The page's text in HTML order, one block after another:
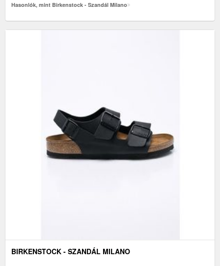
Hasonlók, mint Birkenstock - Szandál Milano
BIRKENSTOCK - SZANDÁL MILANO